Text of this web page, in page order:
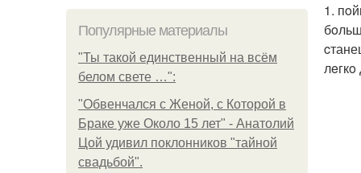
Популярные материалы
"Ты такой единственный на всём
белом свете …":
"Обвенчался с Женой, с Которой в
Браке уже Около 15 лет" - Анатолий
Цой удивил поклонников "тайной
свадьбой".
1.